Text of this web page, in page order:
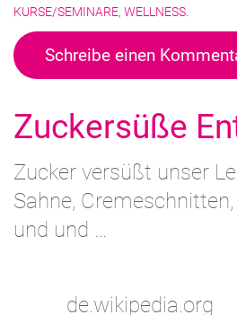
KURSE/SEMINARE, WELLNESS
Schreibe einen
Zuckersüße
Zucker versüßt unser
Sahne,
und und …
de.wikipedia.org